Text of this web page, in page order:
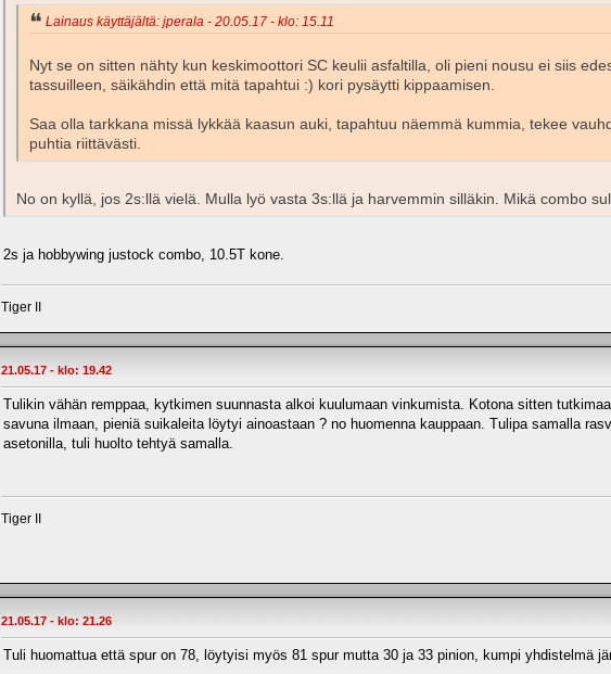
Lainaus käyttäjältä: jperala - 20.05.17 - klo: 15.11
Nyt se on sitten nähty kun keskimoottori SC keulii asfaltilla, oli pieni nousu ei siis
tassuilleen, säikähdin että mitä tapahtui :) kori pysäytti kippaamisen.
Saa olla tarkkana missä lykkää kaasun auki, tapahtuu näemmä kummia, tekee
puhtia riittävästi.
No on kyllä, jos 2s:llä vielä. Mulla lyö vasta 3s:llä ja harvemmin silläkin. Mikä combo
2s ja hobbywing justock combo, 10.5T kone.
Tiger II
21.05.17 - klo: 19.42
Tulikin vähän remppaa, kytkimen suunnasta alkoi kuulumaan vinkumista. Kotona sitten
savuna ilmaan, pieniä suikaleita löytyi ainoastaan ? no huomenna kauppaan. Tulipa samalla
asetonilla, tuli huolto tehtyä samalla.
Tiger II
21.05.17 - klo: 21.26
Tuli huomattua että spur on 78, löytyisi myös 81 spur mutta 30 ja 33 pinion, kumpi yhdistelmä